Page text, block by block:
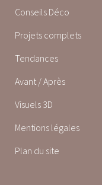
Conseils Déco
Projets complets
Tendances
Avant / Après
Visuels 3D
Mentions légales
Plan du site